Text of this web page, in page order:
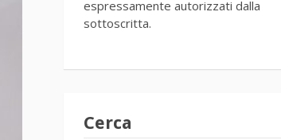
espressamente autorizzati dalla
sottoscritta.
Cerca